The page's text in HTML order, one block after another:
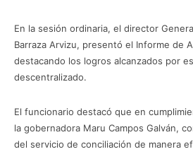
En la sesión ordinaria, el director
Barraza Arvizu, presentó el Informe de
destacando los logros alcanzados por
descentralizado.
El funcionario destacó que en
la gobernadora Maru Campos Galván,
del servicio de conciliación de manera